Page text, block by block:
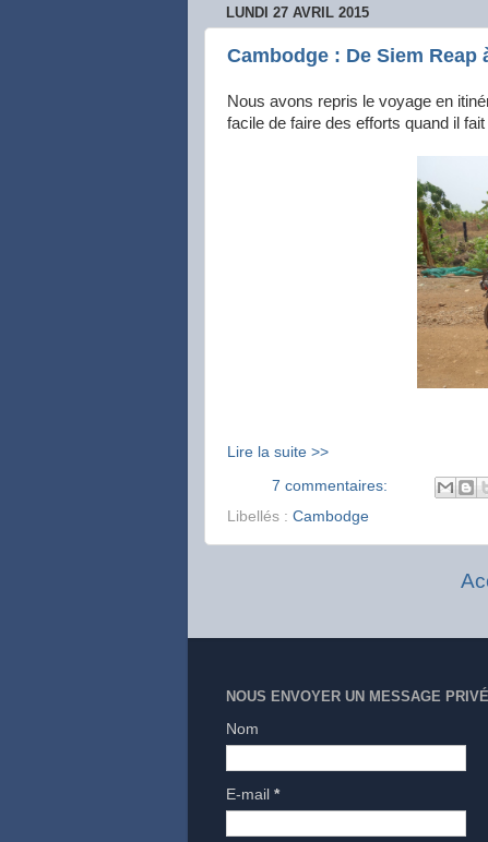
LUNDI 27 AVRIL 2015
Cambodge : De Siem
Nous avons repris le voyage en
facile de faire des efforts quand il
Lire la suite >>
7 commentaires:
Libellés : Cambodge
NOUS ENVOYER UN MESSAGE PRIVÉ
Nom
E-mail *